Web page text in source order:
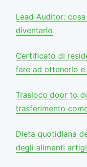
Lead Auditor:
diventarlo
Certificato di
fare ad ottenerlo e
Trasloco door to
trasferimento
Dieta quotidiana
degli alimenti